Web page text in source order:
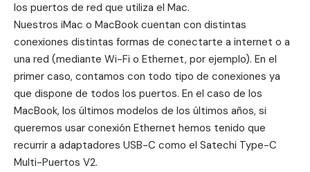
los puertos de red que utiliza el Mac.
Nuestros iMac o MacBook cuentan con distintas
conexiones distintas formas de conectarte a internet o a
una red (mediante Wi-Fi o Ethernet, por ejemplo). En el
primer caso, contamos con todo tipo de conexiones ya
que dispone de todos los puertos. En el caso de los
MacBook, los últimos modelos de los últimos años, si
queremos usar conexión Ethernet hemos tenido que
recurrir a adaptadores USB-C como el Satechi Type-C
Multi-Puertos V2.